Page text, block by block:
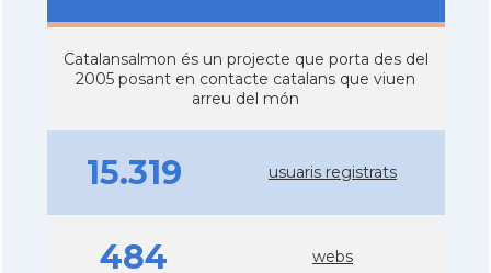
Catalansalmon és un projecte que porta des del
2005 posant en contacte catalans que viuen
arreu del món
15.319 usuaris registrats
484 webs